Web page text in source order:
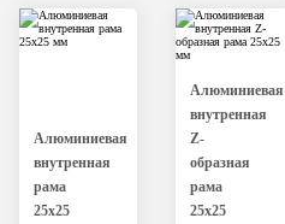
Алюминиевая
внутренная
рама
25х25
Алюминиевая
внутренная
Z-
образная
рама
25х25